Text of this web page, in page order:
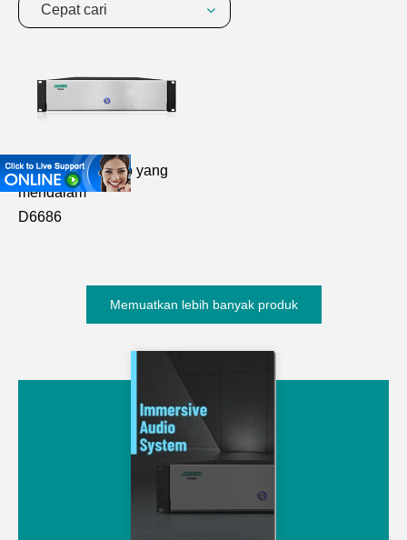
Cepat cari
Pemproses Audio yang
mendalam
D6686
Memuatkan lebih banyak produk